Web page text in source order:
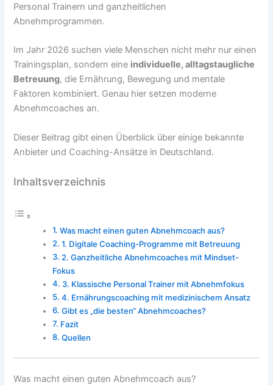
Personal Trainern und ganzheitlichen
Abnehmprogrammen.
Im Jahr 2026 suchen viele Menschen nicht mehr nur einen
Trainingsplan, sondern eine individuelle, alltagstaugliche
Betreuung, die Ernährung, Bewegung und mentale
Faktoren kombiniert. Genau hier setzen moderne
Abnehmcoaches an.
Dieser Beitrag gibt einen Überblick über einige bekannte
Anbieter und Coaching-Ansätze in Deutschland.
Inhaltsverzeichnis
Was macht einen guten Abnehmcoach aus?
1. Digitale Coaching-Programme mit Betreuung
2. Ganzheitliche Abnehmcoaches mit Mindset-
Fokus
3. Klassische Personal Trainer mit Abnehmfokus
4. Ernährungscoaching mit medizinischem Ansatz
Gibt es „die besten“ Abnehmcoaches?
Fazit
Quellen
Was macht einen guten Abnehmcoach aus?